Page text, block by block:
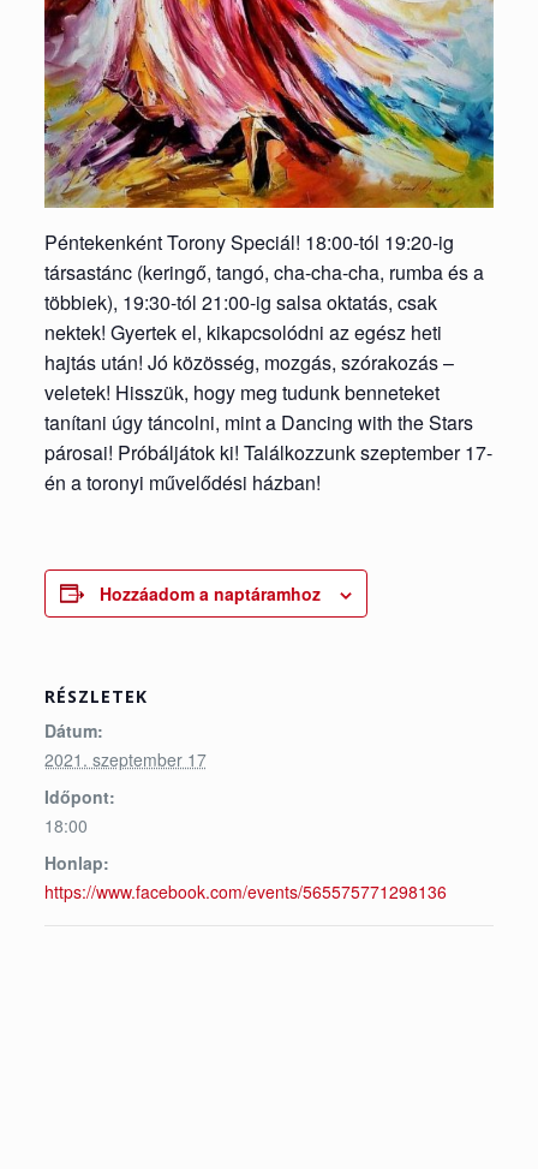
Péntekenként Torony Speciál! 18:00-tól 19:20-ig
társastánc (keringő, tangó, cha-cha-cha, rumba és a
többiek), 19:30-tól 21:00-ig salsa oktatás, csak
nektek! Gyertek el, kikapcsolódni az egész heti
hajtás után! Jó közösség, mozgás, szórakozás –
veletek! Hisszük, hogy meg tudunk benneteket
tanítani úgy táncolni, mint a Dancing with the Stars
párosai! Próbáljátok ki! Találkozzunk szeptember 17-
én a toronyi művelődési házban!
Hozzáadom a naptáramhoz
RÉSZLETEK
Dátum:
2021. szeptember 17
Időpont:
18:00
Honlap:
https://www.facebook.com/events/565575771298136